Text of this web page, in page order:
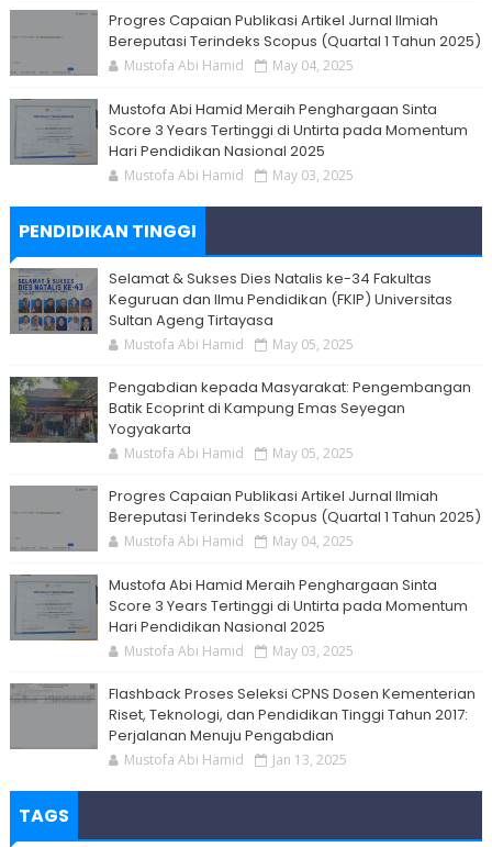
Progres Capaian Publikasi Artikel Jurnal Ilmiah
Bereputasi Terindeks Scopus (Quartal 1 Tahun 2025)
Mustofa Abi Hamid May 04, 2025
Mustofa Abi Hamid Meraih Penghargaan Sinta
Score 3 Years Tertinggi di Untirta pada Momentum
Hari Pendidikan Nasional 2025
Mustofa Abi Hamid May 03, 2025
PENDIDIKAN TINGGI
Selamat & Sukses Dies Natalis ke-34 Fakultas
Keguruan dan Ilmu Pendidikan (FKIP) Universitas
Sultan Ageng Tirtayasa
Mustofa Abi Hamid May 05, 2025
Pengabdian kepada Masyarakat: Pengembangan
Batik Ecoprint di Kampung Emas Seyegan
Yogyakarta
Mustofa Abi Hamid May 05, 2025
Progres Capaian Publikasi Artikel Jurnal Ilmiah
Bereputasi Terindeks Scopus (Quartal 1 Tahun 2025)
Mustofa Abi Hamid May 04, 2025
Mustofa Abi Hamid Meraih Penghargaan Sinta
Score 3 Years Tertinggi di Untirta pada Momentum
Hari Pendidikan Nasional 2025
Mustofa Abi Hamid May 03, 2025
Flashback Proses Seleksi CPNS Dosen Kementerian
Riset, Teknologi, dan Pendidikan Tinggi Tahun 2017:
Perjalanan Menuju Pengabdian
Mustofa Abi Hamid Jan 13, 2025
TAGS